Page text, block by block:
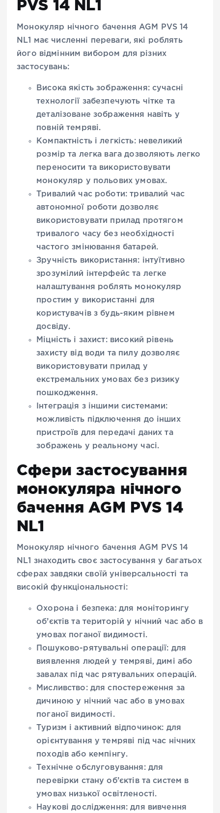
PVS 14 NL1
Монокуляр нічного бачення AGM PVS 14
NL1 має численні переваги, які роблять
його відмінним вибором для різних
застосувань:
Висока якість зображення: сучасні
технології забезпечують чітке та
деталізоване зображення навіть у
повній темряві.
Компактність і легкість: невеликий
розмір та легка вага дозволяють легко
переносити та використовувати
монокуляр у польових умовах.
Тривалий час роботи: тривалий час
автономної роботи дозволяє
використовувати прилад протягом
тривалого часу без необхідності
частого змінювання батарей.
Зручність використання: інтуїтивно
зрозумілий інтерфейс та легке
налаштування роблять монокуляр
простим у використанні для
користувачів з будь-яким рівнем
досвіду.
Міцність і захист: високий рівень
захисту від води та пилу дозволяє
використовувати прилад у
екстремальних умовах без ризику
пошкодження.
Інтеграція з іншими системами:
можливість підключення до інших
пристроїв для передачі даних та
зображень у реальному часі.
Сфери застосування
монокуляра нічного
бачення AGM PVS 14
NL1
Монокуляр нічного бачення AGM PVS 14
NL1 знаходить своє застосування у багатьох
сферах завдяки своїй універсальності та
високій функціональності:
Охорона і безпека: для моніторингу
об’єктів та територій у нічний час або в
умовах поганої видимості.
Пошуково-рятувальні операції: для
виявлення людей у темряві, димі або
завалах під час рятувальних операцій.
Мисливство: для спостереження за
дичиною у нічний час або в умовах
поганої видимості.
Туризм і активний відпочинок: для
орієнтування у темряві під час нічних
походів або кемпінгу.
Технічне обслуговування: для
перевірки стану об’єктів та систем в
умовах низької освітленості.
Наукові дослідження: для вивчення